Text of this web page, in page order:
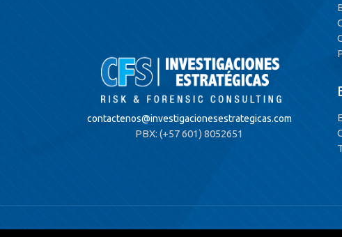
contactenos@investigacionesestrategicas.com
PBX: (+57 601) 8052651